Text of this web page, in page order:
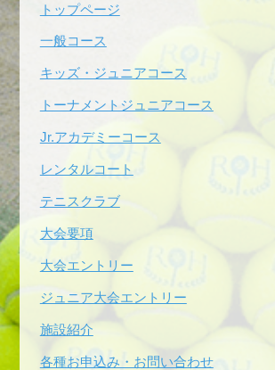
トップページ
一般コース
キッズ・ジュニアコース
トーナメントジュニアコース
Jr.アカデミーコース
レンタルコート
テニスクラブ
大会要項
大会エントリー
ジュニア大会エントリー
施設紹介
各種お申込み・お問い合わせ